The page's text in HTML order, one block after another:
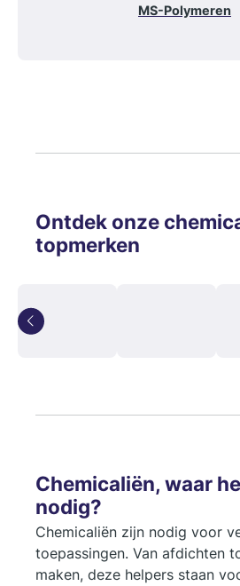
MS-Polymeren
Ontdek onze
topmerken
Chemicaliën, waar
nodig?
Chemicaliën zijn nodig voor
toepassingen. Van afdichten
maken, deze helpers staan